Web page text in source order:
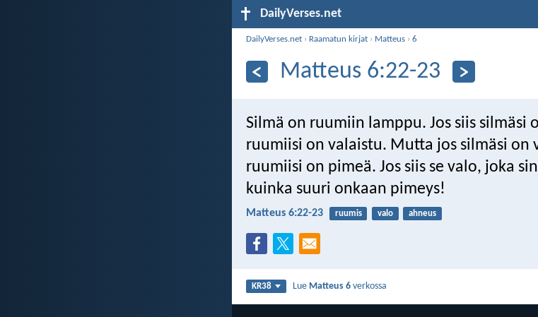
DailyVerses.net
DailyVerses.net › Raamatun kirjat › Matteus ›6
Matteus 6:22-23
Silmä on ruumiin lamppu. Jos siis silmäsi
ruumiisi on valaistu. Mutta jos silmäsi on
ruumiisi on pimeä. Jos siis se valo, joka
kuinka suuri onkaan pimeys!
Matteus 6:22-23 ruumis valo ahneus
KR38 Lue Matteus 6 verkossa